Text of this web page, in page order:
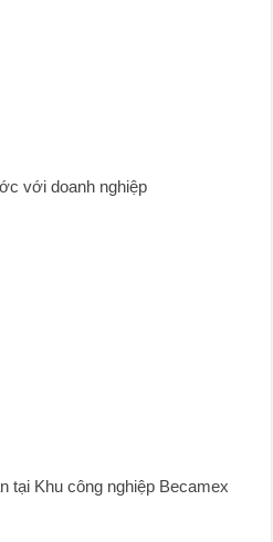
với doanh nghiệp
tại Khu công nghiệp Becamex